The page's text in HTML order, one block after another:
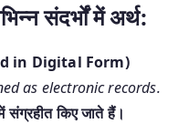
संदर्भों में अर्थ:
in Digital Form)
as electronic records.
किए जाते हैं।